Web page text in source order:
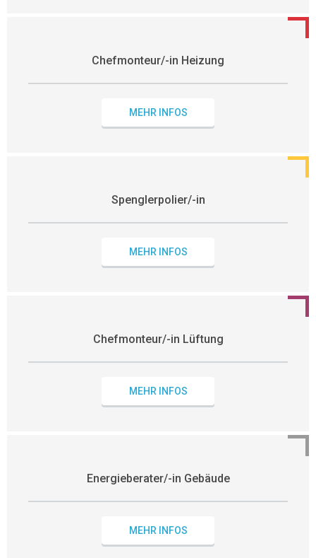
Chefmonteur/-in Heizung
MEHR INFOS
Spenglerpolier/-in
MEHR INFOS
Chefmonteur/-in Lüftung
MEHR INFOS
Energieberater/-in Gebäude
MEHR INFOS